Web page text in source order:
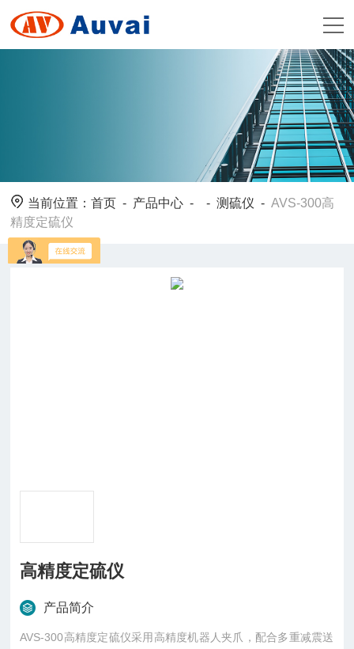
当前位置：首页 - 产品中心 - -测硫仪 -AVS-300高
精度定硫仪
高精度定硫仪
产品简介
AVS-300高精度定硫仪采用高精度机器人夹爪，配合多重减震送